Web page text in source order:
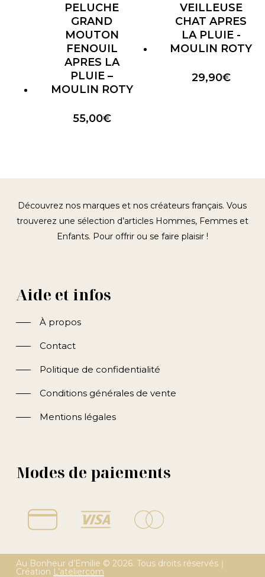
PELUCHE
GRAND
MOUTON
FENOUIL
APRES LA
PLUIE –
MOULIN ROTY
55,00€
VEILLEUSE
CHAT APRES
LA PLUIE -
MOULIN ROTY
29,90€
Découvrez nos marques et nos créateurs français. Vous
trouverez une sélection d’articles Hommes, Femmes et
Enfants. Pour offrir ou se faire plaisir !
Aide et infos
À propos
Contact
Politique de confidentialité
Conditions générales de vente
Mentions légales
Modes de paiements
Au Bonheur d’Emilie © 2026. Tous droits réservés｜
Création L’ateliercom